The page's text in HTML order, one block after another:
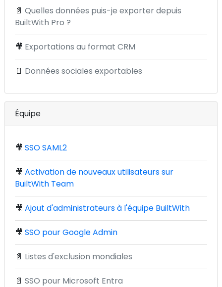
📄 Quelles données puis-je exporter depuis
BuiltWith Pro ?
🎥 Exportations au format CRM
📄 Données sociales exportables
Équipe
🎥 SSO SAML2
🎥 Activation de nouveaux utilisateurs sur
BuiltWith Team
🎥 Ajout d'administrateurs à l'équipe BuiltWith
🎥 SSO pour Google Admin
📄 Listes d'exclusion mondiales
📄 SSO pour Microsoft Entra